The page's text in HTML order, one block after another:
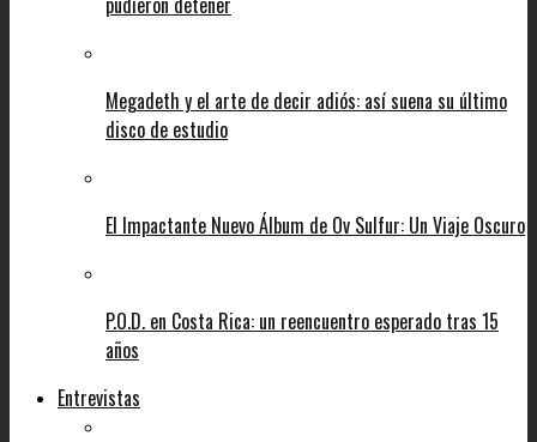
Megadeth y el arte de decir adiós: así suena su último
disco de estudio
El Impactante Nuevo Álbum de Ov Sulfur: Un Viaje Oscuro
P.O.D. en Costa Rica: un reencuentro esperado tras 15
años
Entrevistas